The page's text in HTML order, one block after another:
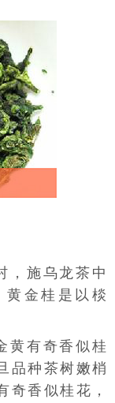
，施乌龙茶中
黄金桂是以棪
黄有奇香似桂
品种茶树嫩梢
奇香似桂花，